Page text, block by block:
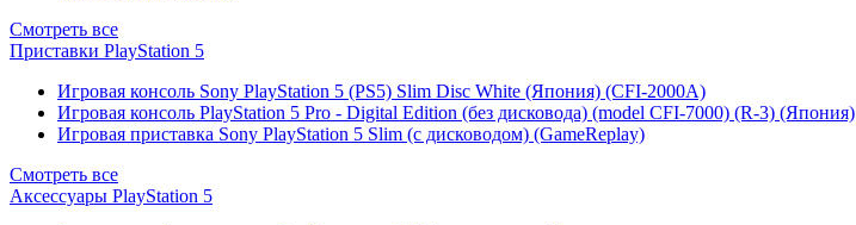
Смотреть все
Приставки PlayStation 5
Игровая консоль Sony PlayStation 5 (PS5) Slim Disc White (Япония) (CFI-2000A)
Игровая консоль PlayStation 5 Pro - Digital Edition (без дисковода) (model CFI-7000) (R-3) (Япония)
Игровая приставка Sony PlayStation 5 Slim (с дисководом) (GameReplay)
Смотреть все
Аксессуары PlayStation 5